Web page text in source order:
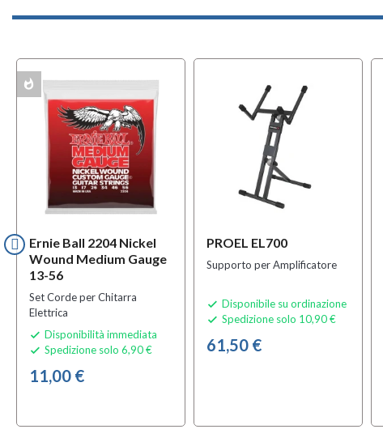
Ernie Ball 2204 Nickel
Wound Medium Gauge
13-56
Set Corde per Chitarra
Elettrica
 Disponibilità immediata
 Spedizione solo 6,90 €
11,00 €
whatshot
PROEL EL700
Supporto per Amplificatore
 Disponibile su ordinazione
 Spedizione solo 10,90 €
61,50 €